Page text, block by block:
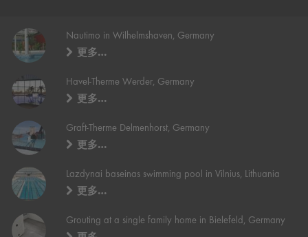
Nautimo in Wilhelmshaven, Germany
更多…
Havel-Therme Werder, Germany
更多…
Graft-Therme Delmenhorst, Germany
更多…
Lazdynai baseinas swimming pool in Vilnius, Lithuania
更多…
Grouting at a single family home in Bielefeld, Germany